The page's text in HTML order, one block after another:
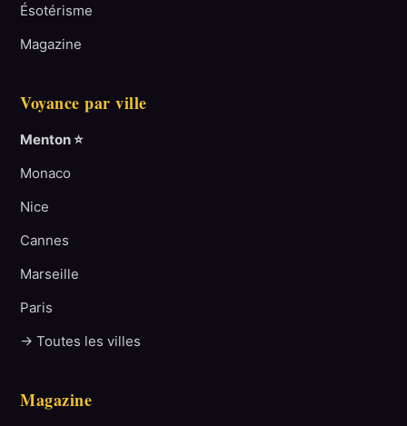
Ésotérisme
Magazine
Voyance par ville
Menton ⭐
Monaco
Nice
Cannes
Marseille
Paris
→ Toutes les villes
Magazine